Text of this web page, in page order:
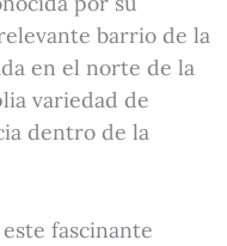
barrio de la
en el norte de la
variedad de
dentro de la
fascinante